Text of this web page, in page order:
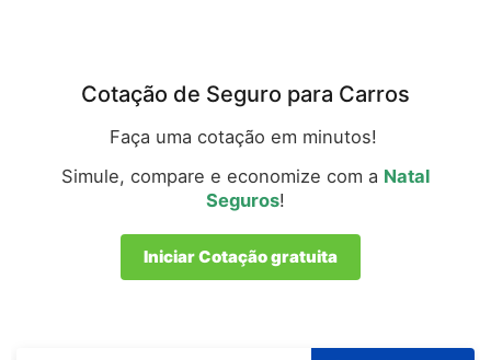
Cotação de Seguro para Carros
Faça uma cotação em minutos!
Simule, compare e economize com a Natal
Seguros!
Iniciar Cotação gratuita